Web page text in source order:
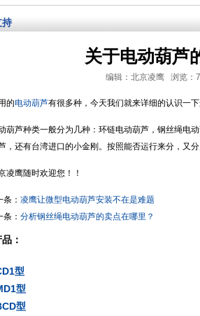
持
关于电动葫芦
编辑：北京凌鹰 浏览：
的电动葫芦有很多种，今天我们就来详细的认识一下
葫芦种类一般分为几种：环链电动葫芦，钢丝绳电
，还有台湾进口的小金刚。按照能否运行来分，又
凌鹰随时欢迎您！！
条： 凌鹰让微型电动葫芦安装不在是难题
条： 分析钢丝绳电动葫芦的卖点在哪里？
：
型
型
型